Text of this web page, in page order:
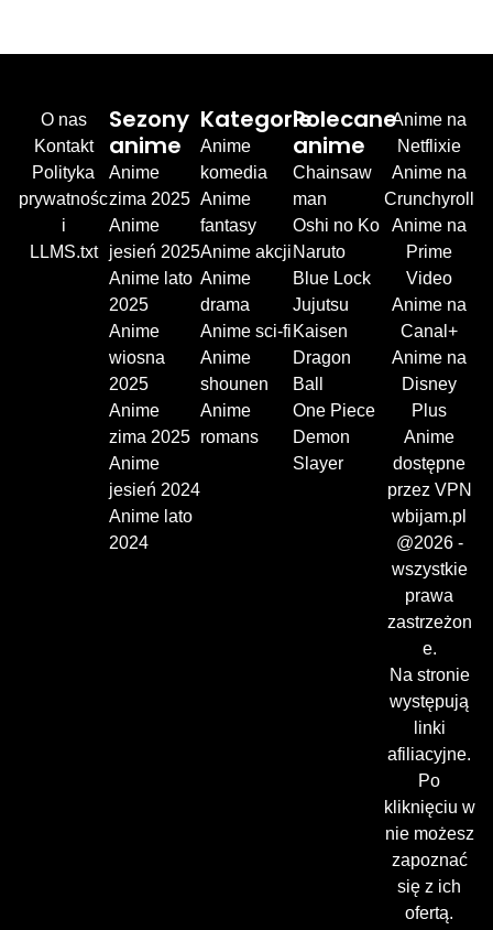
O nas
Kontakt
Polityka
prywatnośc
i
LLMS.txt
Sezony
anime
Anime
zima 2025
Anime
jesień 2025
Anime lato
2025
Anime
wiosna
2025
Anime
zima 2025
Anime
jesień 2024
Anime lato
2024
Kategorie
Anime
komedia
Anime
fantasy
Anime akcji
Anime
drama
Anime sci-fi
Anime
shounen
Anime
romans
Polecane
anime
Chainsaw
man
Oshi no Ko
Naruto
Blue Lock
Jujutsu
Kaisen
Dragon
Ball
One Piece
Demon
Slayer
Anime na
Netflixie
Anime na
Crunchyroll
Anime na
Prime
Video
Anime na
Canal+
Anime na
Disney
Plus
Anime
dostępne
przez VPN
wbijam.pl
@2026 -
wszystkie
prawa
zastrzeżon
e.
Na stronie
występują
linki
afiliacyjne.
Po
kliknięciu w
nie możesz
zapoznać
się z ich
ofertą.